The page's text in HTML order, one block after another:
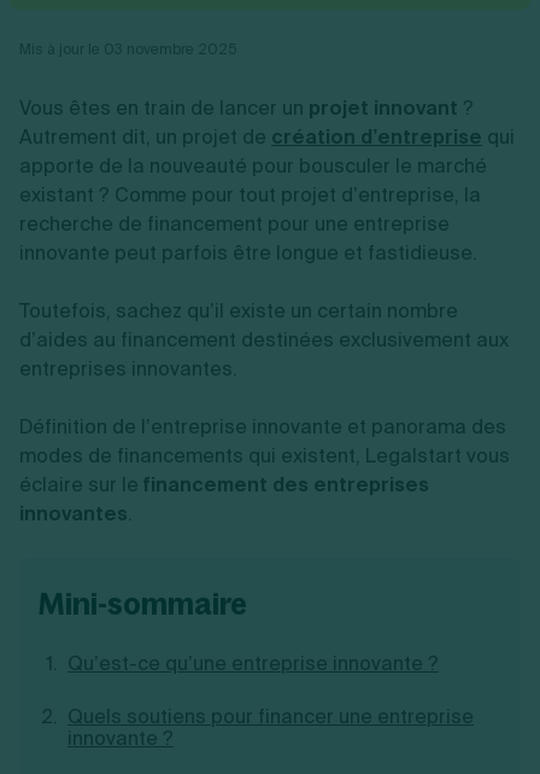
Commerce
Transport
Autres
Ressources
Simulateur de choix de forme juridique
Calcul de charges sociales
Calcul d'éligibilité à l'ACRE
Vérification de la disponibilité du nom d'entreprise
Générateur de mentions légales
Création d'entreprise
Réduction de capital
Gérer son entreprise
Gestion comptable
Approbation des comptes
Dépôt de marque
Recherche d'antériorité
Confidentialité de l'adresse du dirigeant
Fermer son entreprise
Mise en sommeil
Dissolution-liquidation
Dépôt de bilan
Conseil/finance
Vente en ligne
Services aux entreprises
Construction/travaux
Restauration
Commerce
Autres
Par fonctionnalité
Logiciel de comptabilité
Gestion des achats
Gestion de la trésorerie
Bilans et déclarations fiscales
Je souhaite être accompagné
comptable LS Compta
Fiches SCI
Fiches auto-entrepreneur
Fiches association
Toutes les fiches sur la création
Autres démarches
Fermeture d’entreprise
Exercice d’un métier
Recouvrement de factures
Gérer ses salariés
Ouvrir sa société
Création d'entreprise
Création de micro-entreprise
Création de SASU
Création de SARL
Création de SCI
Aides à la création d’entreprise
Ouverture compte pro
Vous êtes en train de lancer un projet innovant ?
Autrement dit, un projet de création d’entreprise qui
apporte de la nouveauté pour bousculer le marché
existant ? Comme pour tout projet d’entreprise, la
recherche de financement pour une entreprise
innovante peut parfois être longue et fastidieuse.
Toutefois, sachez qu’il existe un certain nombre
d’aides au financement destinées exclusivement aux
entreprises innovantes.
Définition de l’entreprise innovante et panorama des
modes de financements qui existent, Legalstart vous
éclaire sur le financement des entreprises
innovantes.
mini-sommaire
Qu’est-ce qu’une entreprise innovante ?
Quels soutiens pour financer une entreprise
innovante ?